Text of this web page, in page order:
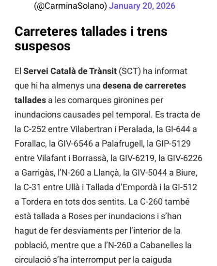
(@CarminaSolano) January 20, 2026
Carreteres tallades i trens
suspesos
El Servei Català de Trànsit (SCT) ha informat
que hi ha almenys una desena de carreretes
tallades a les comarques gironines per
inundacions causades pel temporal. Es tracta de
la C-252 entre Vilabertran i Peralada, la GI-644 a
Forallac, la GIV-6546 a Palafrugell, la GIP-5129
entre Vilafant i Borrassà, la GIV-6219, la GIV-6226
a Garrigàs, l’N-260 a Llançà, la GIV-5044 a Biure,
la C-31 entre Ullà i Tallada d’Empordà i la GI-512
a Tordera en tots dos sentits. La C-260 també
està tallada a Roses per inundacions i s’han
hagut de fer desviaments per l’interior de la
població, mentre que a l’N-260 a Cabanelles la
circulació s’ha interromput per la caiguda